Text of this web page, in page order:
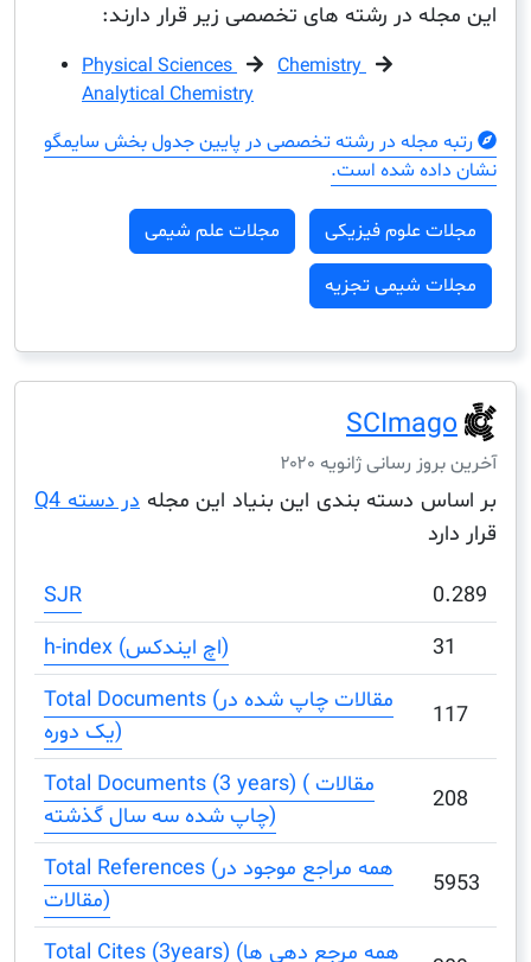
در رشته های تخصصی زیر قرار دارند:
Physical Sciences
Chemistry
Analytical Chemistry
مجله در رشته تخصصی در پایین جدول بخش سایمگو
شده است.
علوم فیزیکی مجلات علم شیمی
شیمی تجزیه
رسانی ژانویه ۲۰۲۰
دسته بندی این بنیاد این مجله در دسته Q4
Total Documents (مقالات چاپ شده در
Total Documents (3 years) ( مقالات
Total References (همه مراجع موجود در
Total Cites (3years) (همه مرجع دهی ها